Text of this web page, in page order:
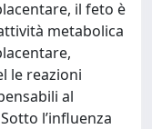
il feto è
metabolica
le reazioni
al
l’influenza